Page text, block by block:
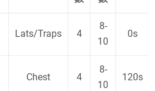
Lats/Traps 4
8-
10
0s
Chest 4
8-
10
120s